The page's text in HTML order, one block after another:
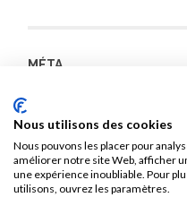
MÉTA
Nous utilisons des cookies
Nous pouvons les placer pour
améliorer notre site Web, afficher
une expérience inoubliable. Pour
utilisons, ouvrez les paramètres.